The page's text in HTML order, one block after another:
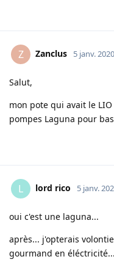
Z Zanclus 5 janv. 2020
Salut,
mon pote qui avait le
pompes Laguna pour
L lord rico 5 janv.
oui c'est une laguna...
après... j'opterais
gourmand en éléctricité...